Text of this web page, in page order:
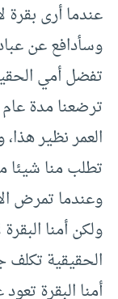
عندما أرى بقرة
وسأدافع عن
تفضل أمي
ترضعنا مدة
العمر نظير هذا،
تطلب منا شيئا
وعندما تمرض
ولكن أمنا
الحقيقية تكلف
أمنا البقرة